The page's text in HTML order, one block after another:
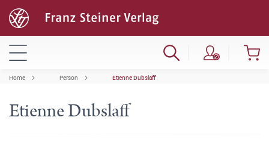
Home Person Etienne Dubslaff
Etienne Dubslaff